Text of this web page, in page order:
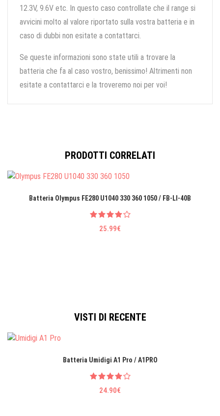
12.3V, 9.6V etc. In questo caso controllate che il range si
avvicini molto al valore riportato sulla vostra batteria e in
caso di dubbi non esitate a contattarci.
Se queste informazioni sono state utili a trovare la
batteria che fa al caso vostro, benissimo! Altrimenti non
esitate a contattarci e la troveremo noi per voi!
PRODOTTI CORRELATI
Batteria Olympus FE280 U1040 330 360 1050 / FB-LI-40B
25.99€
VISTI DI RECENTE
Batteria Umidigi A1 Pro / A1PRO
24.90€